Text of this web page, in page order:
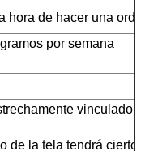
hora de hacer una
por semana
vinculado
de la tela tendrá cierto